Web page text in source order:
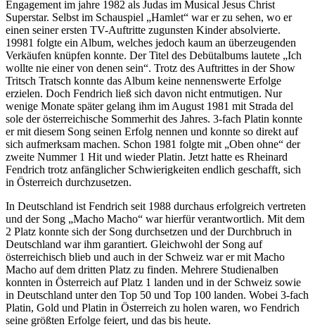
Engagement im jahre 1982 als Judas im Musical Jesus Christ
Superstar. Selbst im Schauspiel „Hamlet“ war er zu sehen, wo er
einen seiner ersten TV-Auftritte zugunsten Kinder absolvierte.
19981 folgte ein Album, welches jedoch kaum an überzeugenden
Verkäufen knüpfen konnte. Der Titel des Debütalbums lautete „Ich
wollte nie einer von denen sein“. Trotz des Auftrittes in der Show
Tritsch Tratsch konnte das Album keine nennenswerte Erfolge
erzielen. Doch Fendrich ließ sich davon nicht entmutigen. Nur
wenige Monate später gelang ihm im August 1981 mit Strada del
sole der österreichische Sommerhit des Jahres. 3-fach Platin konnte
er mit diesem Song seinen Erfolg nennen und konnte so direkt auf
sich aufmerksam machen. Schon 1981 folgte mit „Oben ohne“ der
zweite Nummer 1 Hit und wieder Platin. Jetzt hatte es Rheinard
Fendrich trotz anfänglicher Schwierigkeiten endlich geschafft, sich
in Österreich durchzusetzen.
In Deutschland ist Fendrich seit 1988 durchaus erfolgreich vertreten
und der Song „Macho Macho“ war hierfür verantwortlich. Mit dem
2 Platz konnte sich der Song durchsetzen und der Durchbruch in
Deutschland war ihm garantiert. Gleichwohl der Song auf
österreichisch blieb und auch in der Schweiz war er mit Macho
Macho auf dem dritten Platz zu finden. Mehrere Studienalben
konnten in Österreich auf Platz 1 landen und in der Schweiz sowie
in Deutschland unter den Top 50 und Top 100 landen. Wobei 3-fach
Platin, Gold und Platin in Österreich zu holen waren, wo Fendrich
seine größten Erfolge feiert, und das bis heute.